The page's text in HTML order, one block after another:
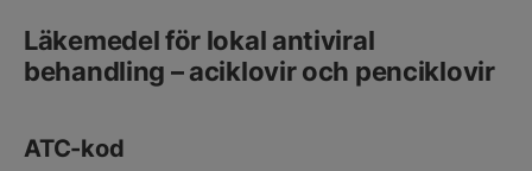
Läkemedel för lokal antiviral
behandling – aciklovir och penciklovir
ATC-kod